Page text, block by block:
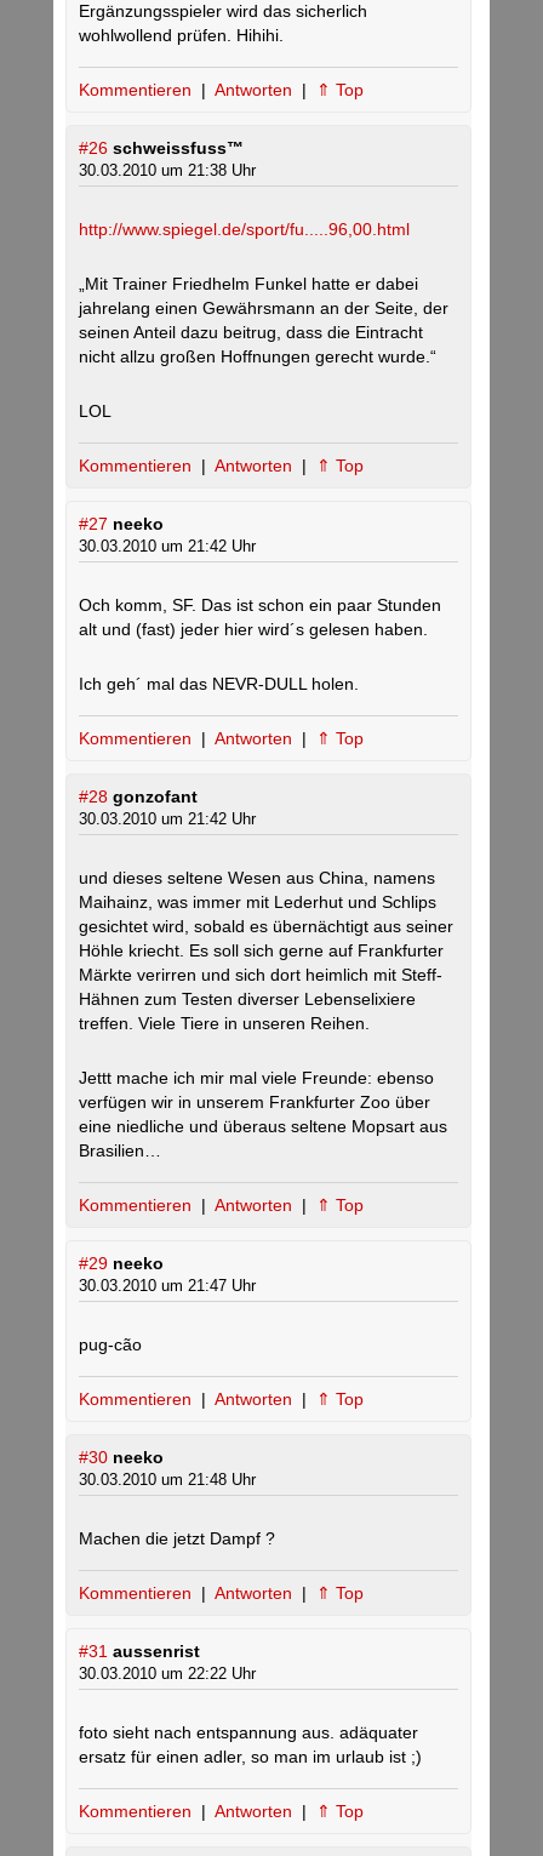
Ergänzungsspieler wird das sicherlich
wohlwollend prüfen. Hihihi.
Kommentieren | Antworten | ⇑ Top
#26 schweissfuss™
30.03.2010 um 21:38 Uhr
http://www.spiegel.de/sport/fu.....96,00.html
„Mit Trainer Friedhelm Funkel hatte er dabei
jahrelang einen Gewährsmann an der Seite, der
seinen Anteil dazu beitrug, dass die Eintracht
nicht allzu großen Hoffnungen gerecht wurde.“
LOL
Kommentieren | Antworten | ⇑ Top
#27 neeko
30.03.2010 um 21:42 Uhr
Och komm, SF. Das ist schon ein paar Stunden
alt und (fast) jeder hier wird´s gelesen haben.
Ich geh´ mal das NEVR-DULL holen.
Kommentieren | Antworten | ⇑ Top
#28 gonzofant
30.03.2010 um 21:42 Uhr
und dieses seltene Wesen aus China, namens
Maihainz, was immer mit Lederhut und Schlips
gesichtet wird, sobald es übernächtigt aus seiner
Höhle kriecht. Es soll sich gerne auf Frankfurter
Märkte verirren und sich dort heimlich mit Steff-
Hähnen zum Testen diverser Lebenselixiere
treffen. Viele Tiere in unseren Reihen.
Jettt mache ich mir mal viele Freunde: ebenso
verfügen wir in unserem Frankfurter Zoo über
eine niedliche und überaus seltene Mopsart aus
Brasilien…
Kommentieren | Antworten | ⇑ Top
#29 neeko
30.03.2010 um 21:47 Uhr
pug-cão
Kommentieren | Antworten | ⇑ Top
#30 neeko
30.03.2010 um 21:48 Uhr
Machen die jetzt Dampf ?
Kommentieren | Antworten | ⇑ Top
#31 aussenrist
30.03.2010 um 22:22 Uhr
foto sieht nach entspannung aus. adäquater
ersatz für einen adler, so man im urlaub ist ;)
Kommentieren | Antworten | ⇑ Top